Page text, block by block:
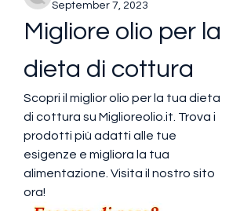
September 7, 2023
Migliore olio per la
dieta di cottura
Scopri il miglior olio per la tua dieta
di cottura su Miglioreolio.it. Trova i
prodotti più adatti alle tue
esigenze e migliora la tua
alimentazione. Visita il nostro sito
ora!